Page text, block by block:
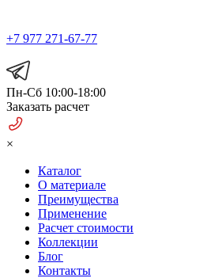
+7 977 271-67-77
Пн-Сб 10:00-18:00
Заказать расчет
×
Каталог
О материале
Преимущества
Применение
Расчет стоимости
Коллекции
Блог
Контакты